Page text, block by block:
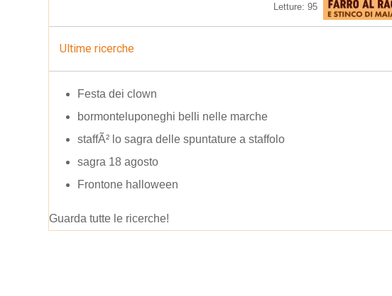
Letture: 95
Ultime ricerche
Festa dei clown
bormonteluponeghi belli nelle marche
staffÃ² lo sagra delle spuntature a staffolo
sagra 18 agosto
Frontone halloween
Guarda tutte le ricerche!